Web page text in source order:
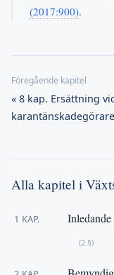
(2017:900).
« 8 kap. Ersättning
karantänskadegörare
Alla kapitel i
1 KAP. Inledande
(2 §)